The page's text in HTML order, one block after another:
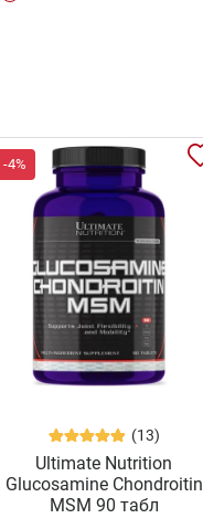
-4%
(13)
Ultimate Nutrition
Glucosamine Chondroitin
MSM 90 табл